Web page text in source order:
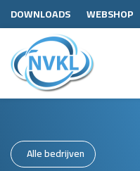
DOWNLOADS WEBSHOP
Alle bedrijven